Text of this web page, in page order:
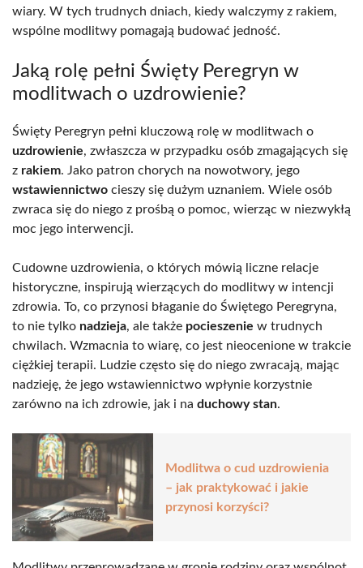
wiary. W tych trudnych dniach, kiedy walczymy z rakiem,
wspólne modlitwy pomagają budować jedność.
Jaką rolę pełni Święty Peregryn w
modlitwach o uzdrowienie?
Święty Peregryn pełni kluczową rolę w modlitwach o
uzdrowienie, zwłaszcza w przypadku osób zmagających się
z rakiem. Jako patron chorych na nowotwory, jego
wstawiennictwo cieszy się dużym uznaniem. Wiele osób
zwraca się do niego z prośbą o pomoc, wierząc w niezwykłą
moc jego interwencji.
Cudowne uzdrowienia, o których mówią liczne relacje
historyczne, inspirują wierzących do modlitwy w intencji
zdrowia. To, co przynosi błaganie do Świętego Peregryna,
to nie tylko nadzieja, ale także pocieszenie w trudnych
chwilach. Wzmacnia to wiarę, co jest nieocenione w trakcie
ciężkiej terapii. Ludzie często się do niego zwracają, mając
nadzieję, że jego wstawiennictwo wpłynie korzystnie
zarówno na ich zdrowie, jak i na duchowy stan.
Modlitwa o cud uzdrowienia
– jak praktykować i jakie
przynosi korzyści?